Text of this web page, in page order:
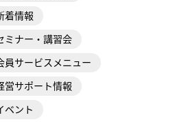
着情報
ミナー・講習会
員サービスメニュー
営サポート情報
ベント